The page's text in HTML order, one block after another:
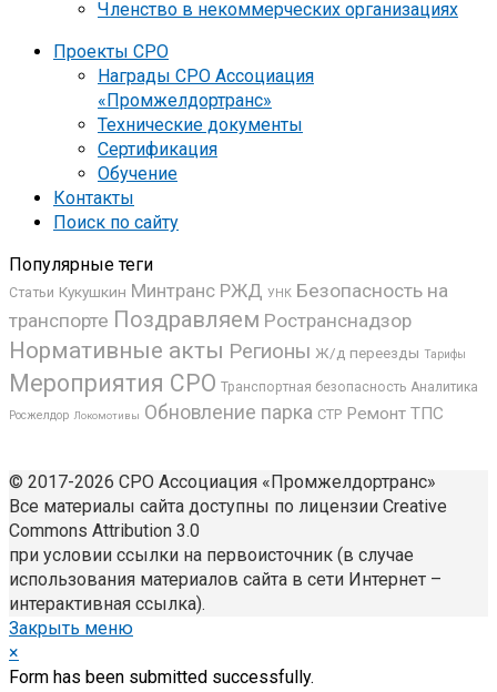
Членство в некоммерческих организациях
Проекты СРО
Награды СРО Ассоциация
«Промжелдортранс»
Технические документы
Сертификация
Обучение
Контакты
Поиск по сайту
Популярные теги
Статьи Кукушкин Минтранс РЖД УНК Безопасность на
транспорте Поздравляем Ространснадзор
Нормативные акты Регионы Ж/д переезды Тарифы
Мероприятия СРО Транспортная безопасность Аналитика
Росжелдор Локомотивы Обновление парка СТР Ремонт ТПС
© 2017-2026 СРО Ассоциация «Промжелдортранс»
Все материалы сайта доступны по лицензии Creative
Commons Attribution 3.0
при условии ссылки на первоисточник (в случае
использования материалов сайта в сети Интернет –
интерактивная ссылка).
Закрыть меню
×
Form has been submitted successfully.